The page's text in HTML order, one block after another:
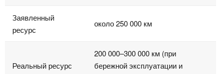
Заявленный
ресурс
около 250 000 км
Реальный ресурс
200 000–300 000 км (при
бережной эксплуатации и